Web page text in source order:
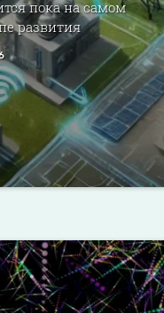
пока на самом
развития